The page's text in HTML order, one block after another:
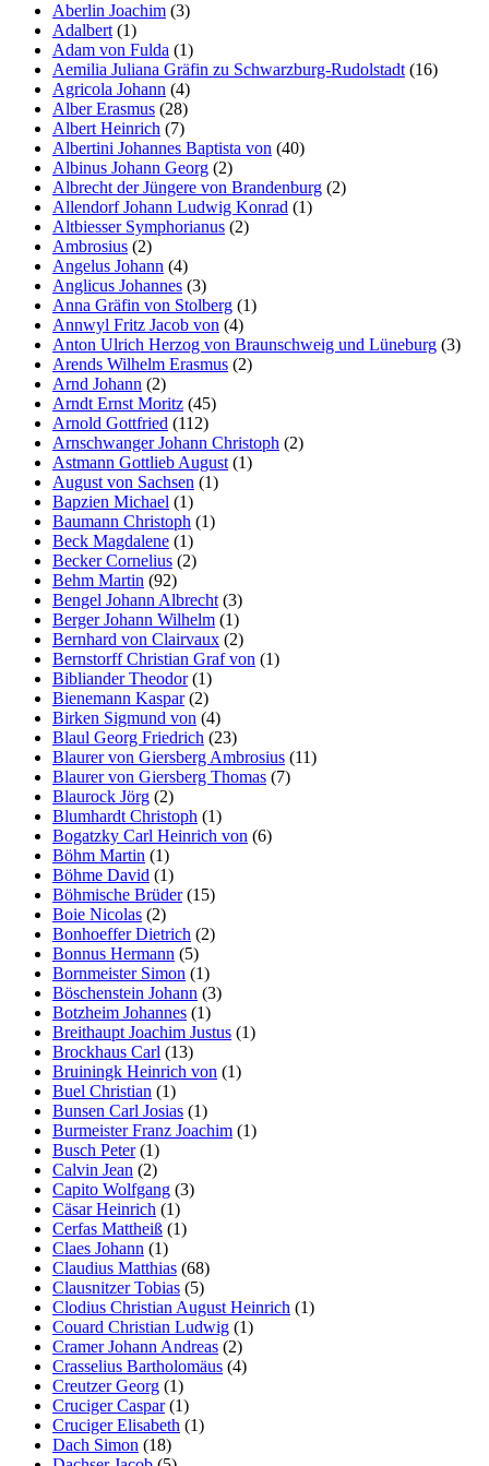
Aberlin Joachim (3)
Adalbert(1)
Adam von Fulda (1)
Aemilia Juliana Gräfin zu Schwarzburg-Rudolstadt(16)
Agricola Johann (4)
Alber Erasmus (28)
Albert Heinrich (7)
Albertini Johannes Baptista von (40)
Albinus Johann Georg (2)
Albrecht der Jüngere von Brandenburg (2)
Allendorf Johann Ludwig Konrad (1)
Altbiesser Symphorianus (2)
Ambrosius (2)
Angelus Johann (4)
Anglicus Johannes (3)
Anna Gräfin von Stolberg (1)
Annwyl Fritz Jacob von (4)
Anton Ulrich Herzog von Braunschweig und Lüneburg (3)
Arends Wilhelm Erasmus (2)
Arnd Johann (2)
Arndt Ernst Moritz (45)
Arnold Gottfried (112)
Arnschwanger Johann Christoph (2)
Astmann Gottlieb August(1)
August von Sachsen (1)
Bapzien Michael (1)
Baumann Christoph (1)
Beck Magdalene (1)
Becker Cornelius (2)
Behm Martin (92)
Bengel Johann Albrecht(3)
Berger Johann Wilhelm (1)
Bernhard von Clairvaux (2)
Bernstorff Christian Graf von (1)
Bibliander Theodor(1)
Bienemann Kaspar(2)
Birken Sigmund von (4)
Blaul Georg Friedrich (23)
Blaurer von Giersberg Ambrosius (11)
Blaurer von Giersberg Thomas (7)
Blaurock Jörg (2)
Blumhardt Christoph (1)
Bogatzky Carl Heinrich von (6)
Böhm Martin (1)
Böhme David (1)
Böhmische Brüder(15)
Boie Nicolas (2)
Bonhoeffer Dietrich (2)
Bonnus Hermann (5)
Bornmeister Simon (1)
Böschenstein Johann (3)
Botzheim Johannes (1)
Breithaupt Joachim Justus (1)
Brockhaus Carl (13)
Bruiningk Heinrich von (1)
Buel Christian (1)
Bunsen Carl Josias (1)
Burmeister Franz Joachim (1)
Busch Peter(1)
Calvin Jean (2)
Capito Wolfgang (3)
Cäsar Heinrich (1)
Cerfas Mattheiß (1)
Claes Johann (1)
Claudius Matthias (68)
Clausnitzer Tobias (5)
Clodius Christian August Heinrich (1)
Couard Christian Ludwig (1)
Cramer Johann Andreas (2)
Crasselius Bartholomäus (4)
Creutzer Georg (1)
Cruciger Caspar(1)
Cruciger Elisabeth (1)
Dach Simon (18)